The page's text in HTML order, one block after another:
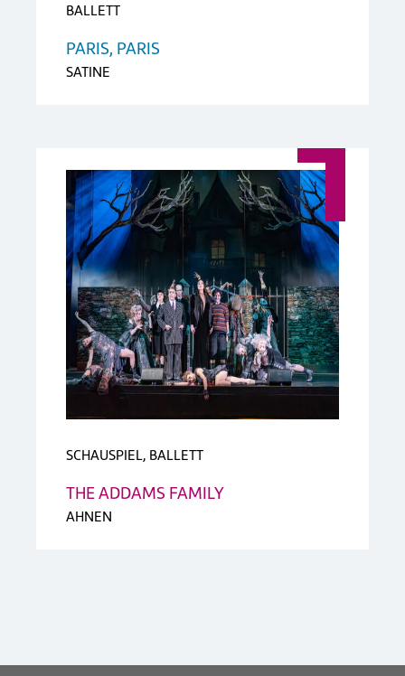
BALLETT
PARIS, PARIS
SATINE
SCHAUSPIEL, BALLETT
THE ADDAMS FAMILY
AHNEN